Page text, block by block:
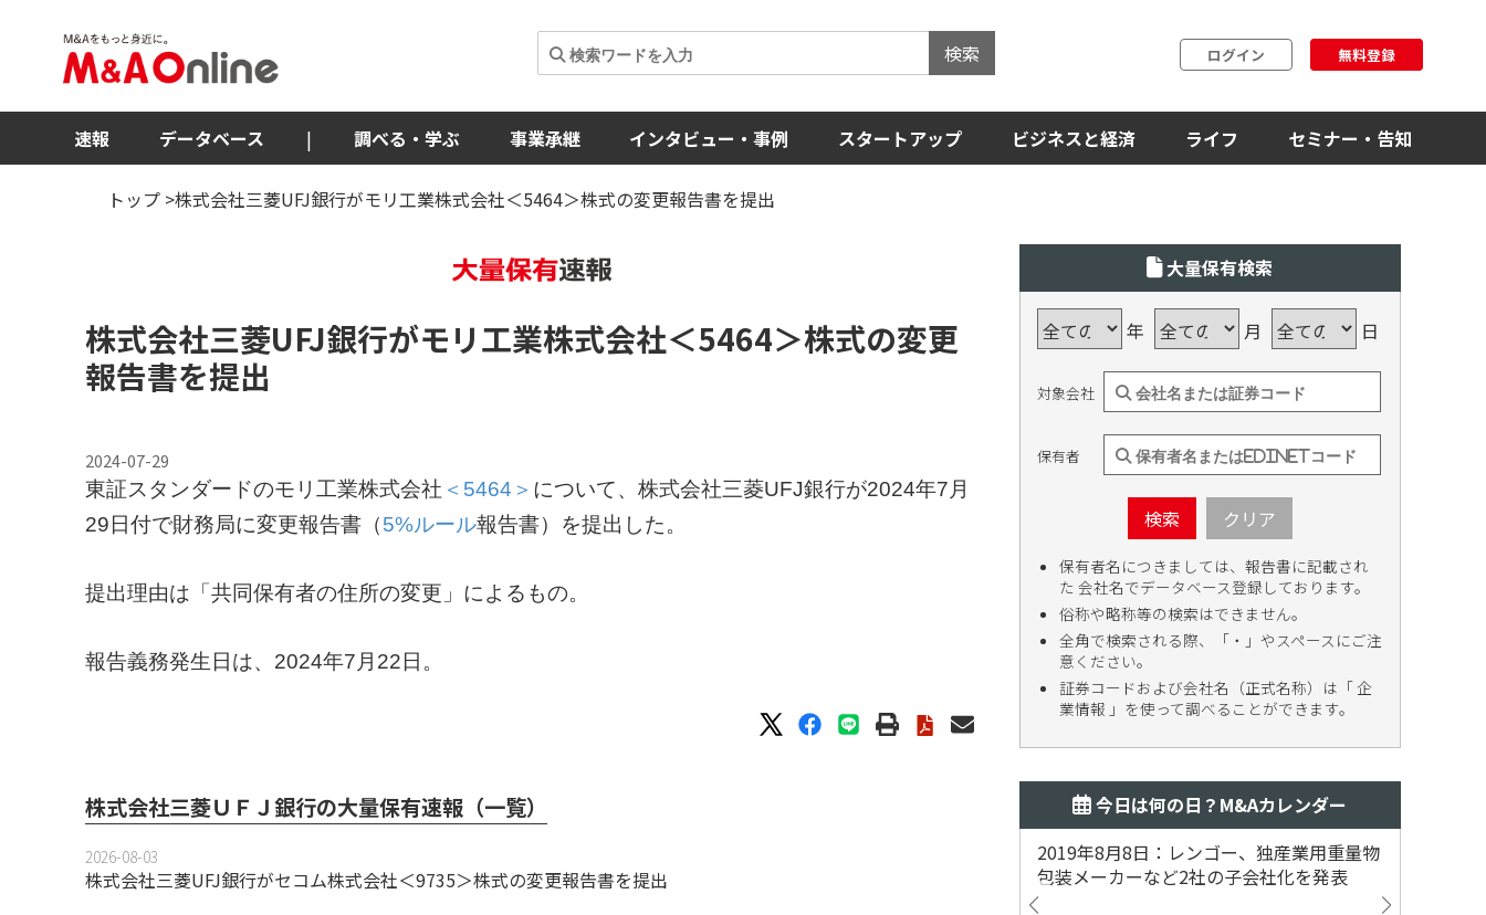
検索 ログイン 無料登録
速報 データベース | 調べる・学ぶ 事業承継 インタビュー・事例 スタートアップ ビジネスと経済 ライフ セミナー・告知
トップ >株式会社三菱UFJ銀行がモリ工業株式会社＜5464＞株式の変更報告書を提出
株式会社三菱UFJ銀行がモリ工業株式会社＜5464＞株式の変更
報告書を提出
2024-07-29
東証スタンダードのモリ工業株式会社 ＜5464＞ について、株式会社三菱UFJ銀行が2024年7月
29日付で財務局に変更報告書（5%ルール報告書）を提出した。
提出理由は「共同保有者の住所の変更」によるもの。
報告義務発生日は、2024年7月22日。
株式会社三菱ＵＦＪ銀行の大量保有速報（一覧）
2026-08-03
株式会社三菱UFJ銀行がセコム株式会社＜9735＞株式の変更報告書を提出
大量保有検索
年 月 日
対象会社
保有者
検索 クリア
保有者名につきましては、報告書に記載され
た 会社名でデータベース登録しております。
俗称や略称等の検索はできません。
全角で検索される際、「・」やスペースにご注
意ください。
証券コードおよび会社名（正式名称）は「 企
業情報 」を使って調べることができます。
今日は何の日？M&Aカレンダー
2019年8月8日：レンゴー、独産業用重量物
包装メーカーなど2社の子会社化を発表